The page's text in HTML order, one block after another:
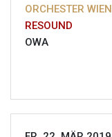
ORCHESTER
RESOUND
OWA